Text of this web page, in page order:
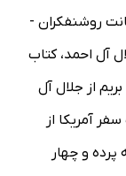
روشنفکران -
آل احمد، کتاب
از جلال آل
آمریکا از
و چهار